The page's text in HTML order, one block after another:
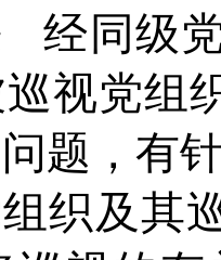
经同级
视党组
题，有
织及其